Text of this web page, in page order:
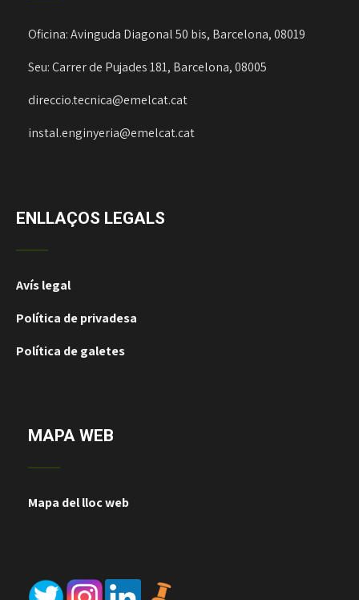
Oficina: Avinguda Diagonal 50 bis, Barcelona, 08019
Seu: Carrer de Pujades 181, Barcelona, 08005
direccio.tecnica@emelcat.cat
instal.enginyeria@emelcat.cat
ENLLAÇOS LEGALS
Avís legal
Política de privadesa
Política de galetes
MAPA WEB
Mapa del lloc web